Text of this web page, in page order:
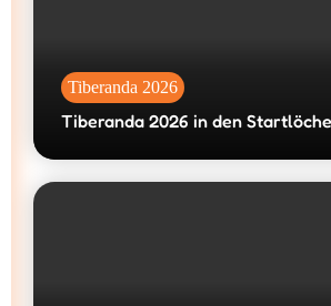
Tiberanda 2026
Tiberanda 2026 in den